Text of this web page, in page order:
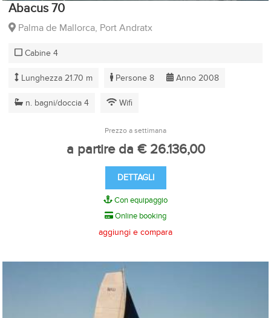
Abacus 70
Palma de Mallorca, Port Andratx
Cabine 4
Lunghezza 21.70 m Persone 8 Anno 2008
n. bagni/doccia 4 Wifi
Prezzo a settimana
a partire da € 26.136,00
DETTAGLI
Con equipaggio
Online booking
aggiungi e compara